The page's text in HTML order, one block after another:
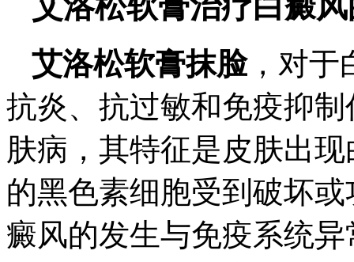
艾洛松软膏抹脸，对于
抗炎、抗过敏和免疫抑
肤病，其特征是皮肤出
的黑色素细胞受到破坏
癜风的发生与免疫系统